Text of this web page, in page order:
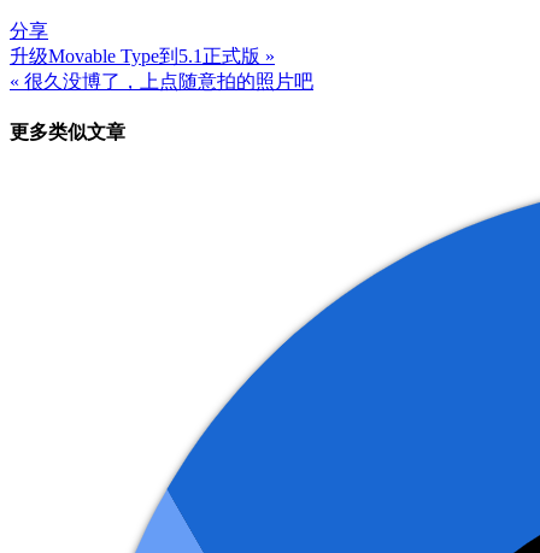
分享
文
章
导
升级Movable Type到5.1正式版 »
« 很久没博了，上点随意拍的照片吧
更多类似文章